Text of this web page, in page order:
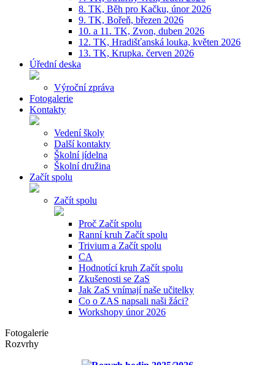
8. TK, Běh pro Kačku, únor 2026
9. TK, Bořeň, březen 2026
10. a 11. TK, Zvon, duben 2026
12. TK, Hradišťanská louka, květen 2026
13. TK, Krupka. červen 2026
Úřední deska
Výroční zpráva
Fotogalerie
Kontakty
Vedení školy
Další kontakty
Školní jídelna
Školní družina
Začít spolu
Začít spolu
Proč Začít spolu
Ranní kruh Začít spolu
Trivium a Začít spolu
CA
Hodnotící kruh Začít spolu
Zkušenosti se ZaS
Jak ZaS vnímají naše učitelky
Co o ZAS napsali naši žáci?
Workshopy únor 2026
Fotogalerie
Rozvrhy